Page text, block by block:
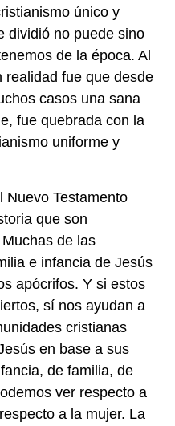
único y
dividió no puede sino
de la época. Al
realidad fue que desde
casos una sana
fue quebrada con la
uniforme y
Nuevo Testamento
que son
de las
e infancia de Jesús
apócrifos. Y si estos
sí nos ayudan a
cristianas
en base a sus
de familia, de
ver respecto a
a la mujer. La